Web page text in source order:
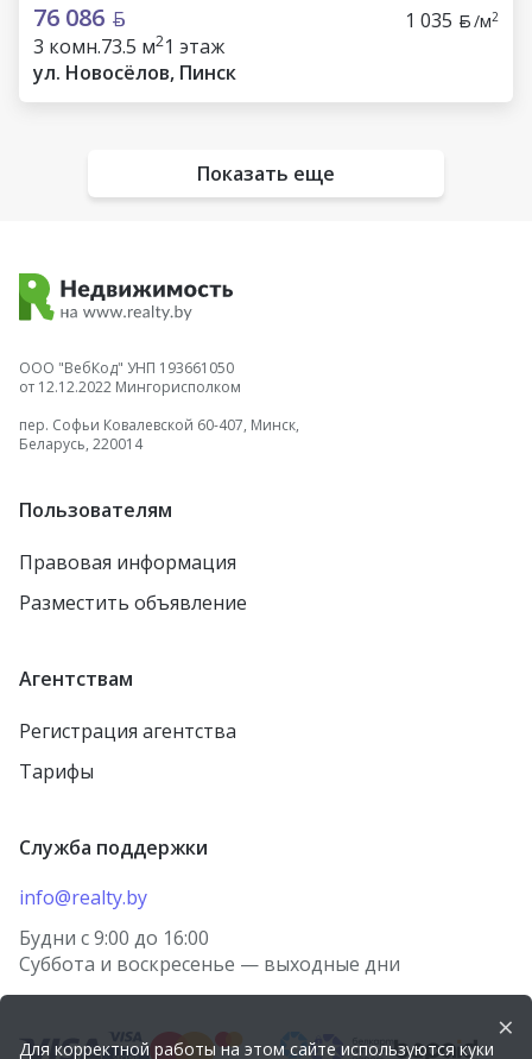
76 086 1 035 /м2
3 комн.73.5 м21 этаж
ул. Новосёлов, Пинск
Показать еще
ООО "ВебКод" УНП 193661050
от 12.12.2022 Мингорисполком
пер. Софьи Ковалевской 60-407, Минск,
Беларусь, 220014
Пользователям
Правовая информация
Разместить объявление
Агентствам
Регистрация агентства
Тарифы
Служба поддержки
info@realty.by
Будни с 9:00 до 16:00
Суббота и воскресенье — выходные дни
×
Для корректной работы на этом сайте используются куки